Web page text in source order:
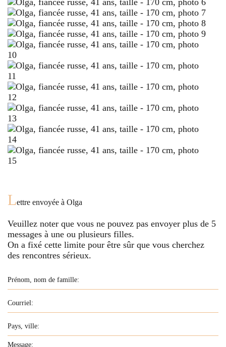
Lettre envoyée à Olga
Veuillez noter que vous ne pouvez pas envoyer plus de 5
messages à une ou plusieurs filles.
On a fixé cette limite pour être sûr que vous cherchez
des rencontres sérieux.